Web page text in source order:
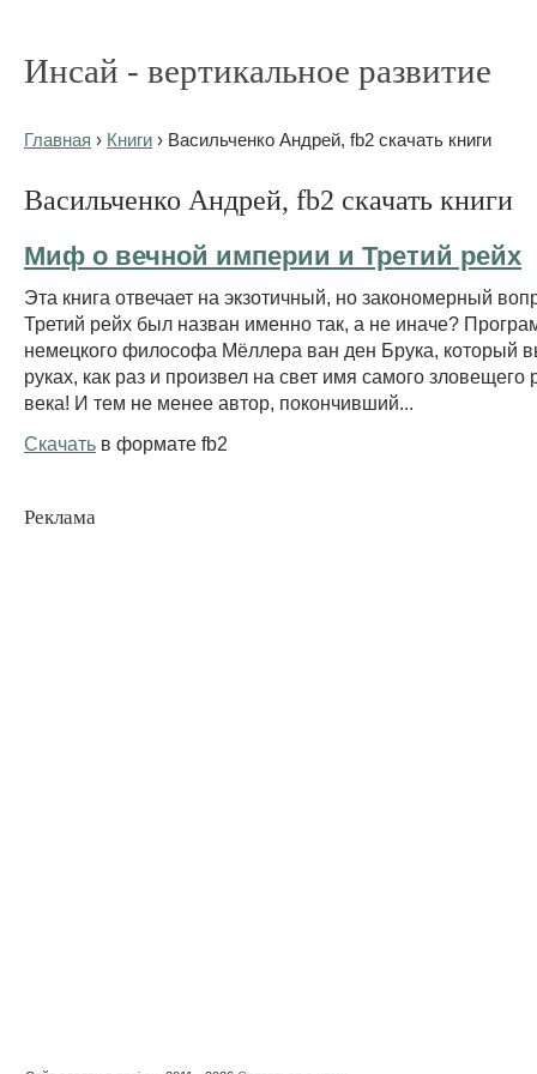
Инсай - вертикальное развитие
Главная › Книги › Васильченко Андрей, fb2 скачать книги
Васильченко Андрей, fb2 скачать книги
Миф о вечной империи и Третий рейх
Эта книга отвечает на экзотичный, но закономерный
Третий рейх был назван именно так, а не иначе?
немецкого философа Мёллера ван ден Брука, который
руках, как раз и произвел на свет имя самого
века! И тем не менее автор, покончивший...
Скачать в формате fb2
Реклама